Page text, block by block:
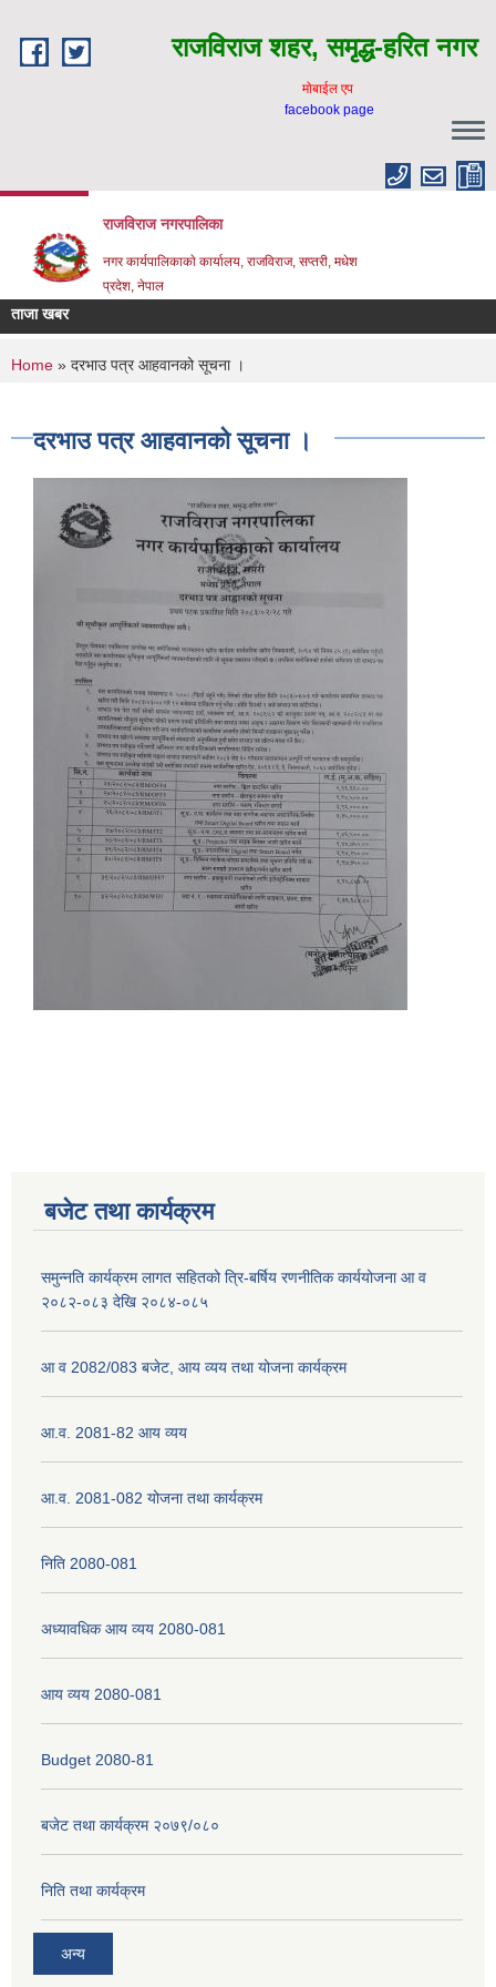
राजविराज शहर, समृद्ध-हरित नगर
माेबाईल एप
facebook page
राजविराज नगरपालिका
नगर कार्यपालिकाकाे कार्यालय, राजविराज, सप्तरी, मधेश
प्रदेश, नेपाल
ताजा खबर
You are here
Home » दरभाउ पत्र आहवानको सूचना ।
दरभाउ पत्र आहवानको सूचना ।
बजेट तथा कार्यक्रम
समुन्नति कार्यक्रम लागत सहितको त्रि-बर्षिय रणनीतिक कार्ययोजना आ व
२०८२-०८३ देखि २०८४-०८५
आ व 2082/083 बजेट, आय व्यय तथा योजना कार्यक्रम
आ.व. 2081-82 आय व्यय
आ.व. 2081-082 योजना तथा कार्यक्रम
निति 2080-081
अध्यावधिक आय व्यय 2080-081
आय व्यय 2080-081
Budget 2080-81
बजेट तथा कार्यक्रम २०७९/०८०
निति तथा कार्यक्रम
अन्य